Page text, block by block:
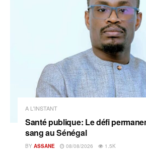
A L'INSTANT
Santé publique: Le défi
sang au Sénégal
BY ASSANE 08/08/2026 1.5K